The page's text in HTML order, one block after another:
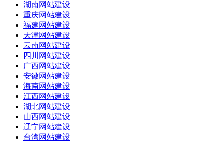
湖南网站建设
重庆网站建设
福建网站建设
天津网站建设
云南网站建设
四川网站建设
广西网站建设
安徽网站建设
海南网站建设
江西网站建设
湖北网站建设
山西网站建设
辽宁网站建设
台湾网站建设